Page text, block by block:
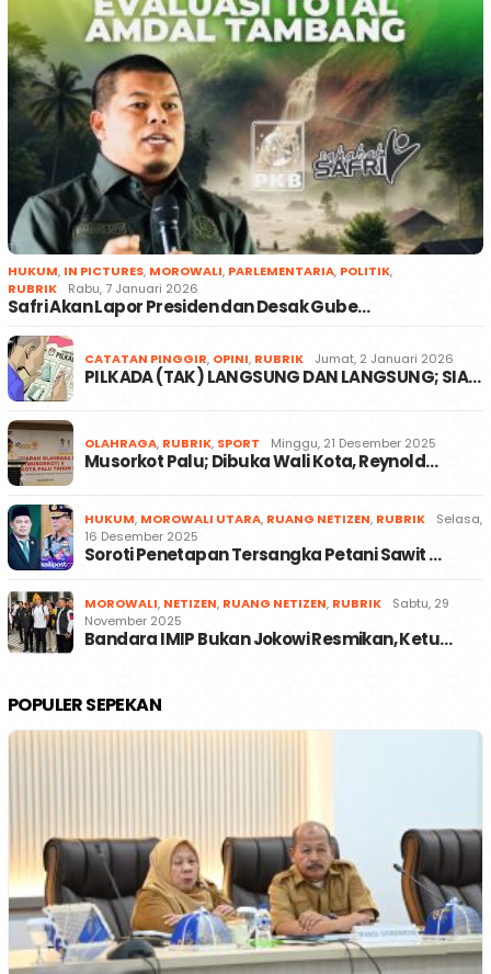
HUKUM, IN PICTURES, MOROWALI, PARLEMENTARIA, POLITIK,
RUBRIK
Rabu, 7 Januari 2026
Safri Akan Lapor Presiden dan Desak Gube…
CATATAN PINGGIR, OPINI, RUBRIK Jumat, 2 Januari 2026
PILKADA (TAK) LANGSUNG DAN LANGSUNG; SIA…
OLAHRAGA, RUBRIK, SPORT Minggu, 21 Desember 2025
Musorkot Palu; Dibuka Wali Kota, Reynold…
HUKUM, MOROWALI UTARA, RUANG NETIZEN, RUBRIK
Selasa,
16 Desember 2025
Soroti Penetapan Tersangka Petani Sawit …
MOROWALI, NETIZEN, RUANG NETIZEN, RUBRIK
Sabtu, 29
November 2025
Bandara IMIP Bukan Jokowi Resmikan, Ketu…
POPULER SEPEKAN